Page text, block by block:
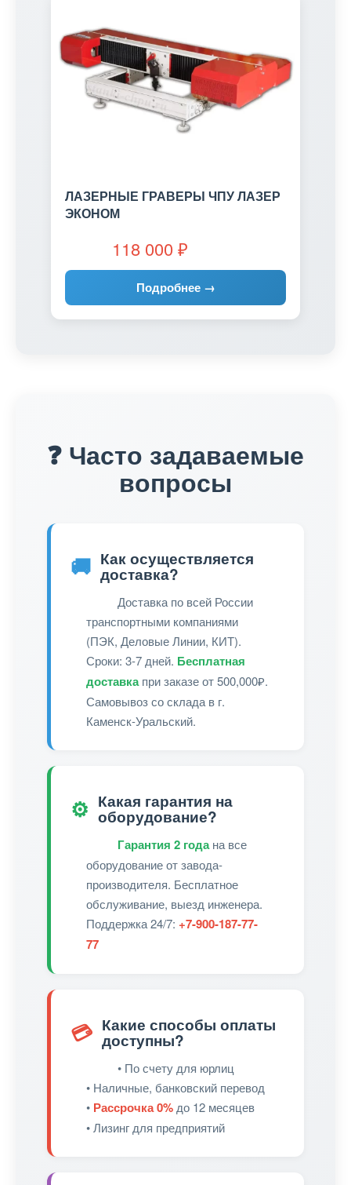
ЛАЗЕРНЫЕ ГРАВЕРЫ ЧПУ ЛАЗЕР
ЭКОНОМ
118 000 ₽
Подробнее →
❓ Часто задаваемые
вопросы
🚚 Как осуществляется
доставка?
Доставка по всей России
транспортными компаниями
(ПЭК, Деловые Линии, КИТ).
Сроки: 3-7 дней. Бесплатная
доставкапри заказе от 500,000₽.
Самовывоз со склада в г.
Каменск-Уральский.
⚙️ Какая гарантия на
оборудование?
Гарантия 2 годана все
оборудование от завода-
производителя. Бесплатное
обслуживание, выезд инженера.
Поддержка 24/7: +7-900-187-77-
77
💳 Какие способы оплаты
доступны?
• По счету для юрлиц
• Наличные, банковский перевод
• Рассрочка 0% до 12 месяцев
• Лизинг для предприятий